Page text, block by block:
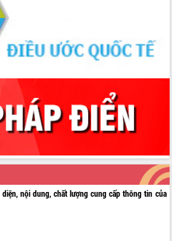
nội dung, chất lượng cung cấp thông tin của